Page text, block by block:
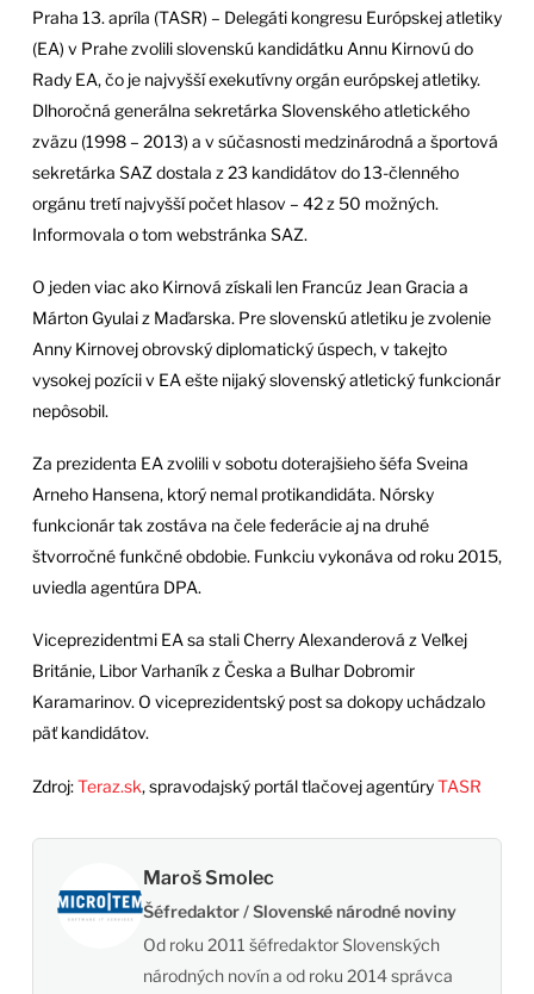
Praha 13. apríla (TASR) – Delegáti kongresu Európskej atletiky
(EA) v Prahe zvolili slovenskú kandidátku Annu Kirnovú do
Rady EA, čo je najvyšší exekutívny orgán európskej atletiky.
Dlhoročná generálna sekretárka Slovenského atletického
zväzu (1998 – 2013) a v súčasnosti medzinárodná a športová
sekretárka SAZ dostala z 23 kandidátov do 13-členného
orgánu tretí najvyšší počet hlasov – 42 z 50 možných.
Informovala o tom webstránka SAZ.
O jeden viac ako Kirnová získali len Francúz Jean Gracia a
Márton Gyulai z Maďarska. Pre slovenskú atletiku je zvolenie
Anny Kirnovej obrovský diplomatický úspech, v takejto
vysokej pozícii v EA ešte nijaký slovenský atletický funkcionár
nepôsobil.
Za prezidenta EA zvolili v sobotu doterajšieho šéfa Sveina
Arneho Hansena, ktorý nemal protikandidáta. Nórsky
funkcionár tak zostáva na čele federácie aj na druhé
štvorročné funkčné obdobie. Funkciu vykonáva od roku 2015,
uviedla agentúra DPA.
Viceprezidentmi EA sa stali Cherry Alexanderová z Veľkej
Británie, Libor Varhaník z Česka a Bulhar Dobromir
Karamarinov. O viceprezidentský post sa dokopy uchádzalo
päť kandidátov.
Zdroj:Teraz.sk, spravodajský portál tlačovej agentúryTASR
Maroš Smolec
Šéfredaktor / Slovenské národné noviny
Od roku 2011 šéfredaktor Slovenských
národných novín a od roku 2014 správca